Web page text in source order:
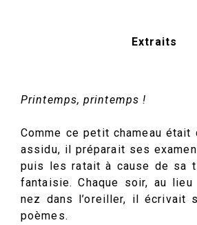
Extraits
Printemps, printemps !
Comme ce petit chameau était
assidu, il préparait ses
puis les ratait à cause de sa
fantaisie. Chaque soir, au
nez dans l’oreiller, il écrivait
poèmes.